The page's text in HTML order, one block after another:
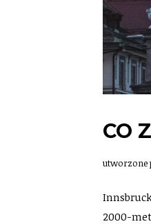
CO
utworzone
2000-